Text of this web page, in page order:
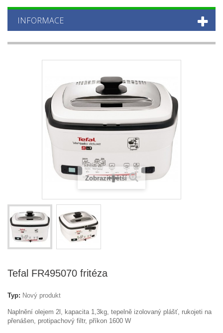
INFORMACE
Zobrazit větší
Tefal FR495070 fritéza
Typ: Nový produkt
Naplnění olejem 2l, kapacita 1,3kg, tepelně izolovaný plášť, rukojeti na
přenášen, protipachový filtr, příkon 1600 W